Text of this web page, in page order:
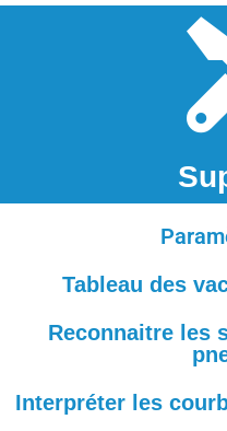
Tableau des
Reconnaitre les
Interpréter les